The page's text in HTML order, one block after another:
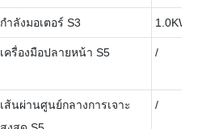
กำลังมอเตอร์ S3 1.0KW
เครื่องมือปลายหน้า S5 /
เส้นผ่านศูนย์กลางการเจาะ
/